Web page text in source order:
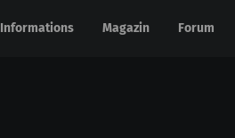
Informations Magazin Forum
Informations Magazin Forum